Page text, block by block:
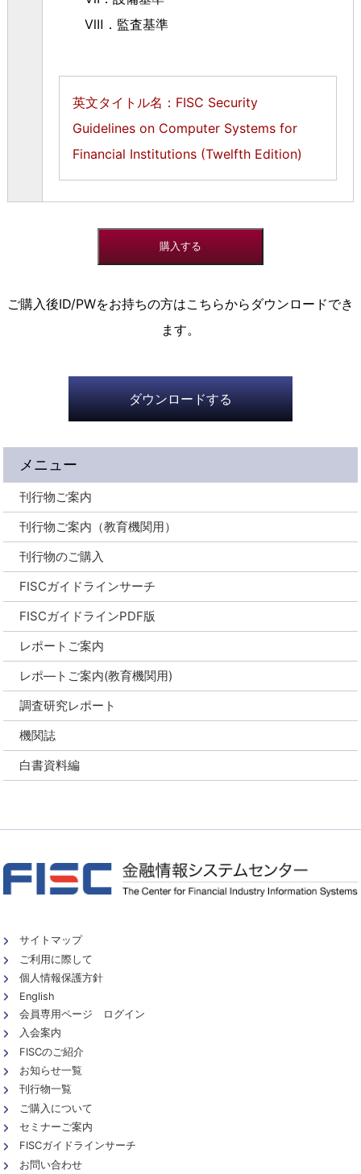
Ⅷ．監査基準
英文タイトル名：FISC Security
Guidelines on Computer Systems for
Financial Institutions (Twelfth Edition)
ご購入後ID/PWをお持ちの方はこちらからダウンロードでき
ます。
ダウンロードする
メニュー
刊行物ご案内
刊行物ご案内（教育機関用）
刊行物のご購入
FISCガイドラインサーチ
FISCガイドラインPDF版
レポートご案内
レポ―トご案内(教育機関用)
調査研究レポート
機関誌
白書資料編
サイトマップ
ご利用に際して
個人情報保護方針
English
会員専用ページ ログイン
入会案内
FISCのご紹介
お知らせ一覧
刊行物一覧
ご購入について
セミナーご案内
FISCガイドラインサーチ
お問い合わせ